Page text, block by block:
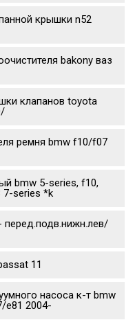
крышки n52
bakony ваз
клапанов toyota
ремня bmw f10/f07
bmw 5-series, f10,
7-series *k
перед.подв.нижн.лев/
11
насоса к-т bmw
e81 2004-